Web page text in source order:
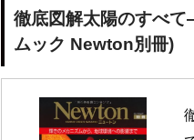
徹底図解太陽のすべ
ムック Newton別冊)